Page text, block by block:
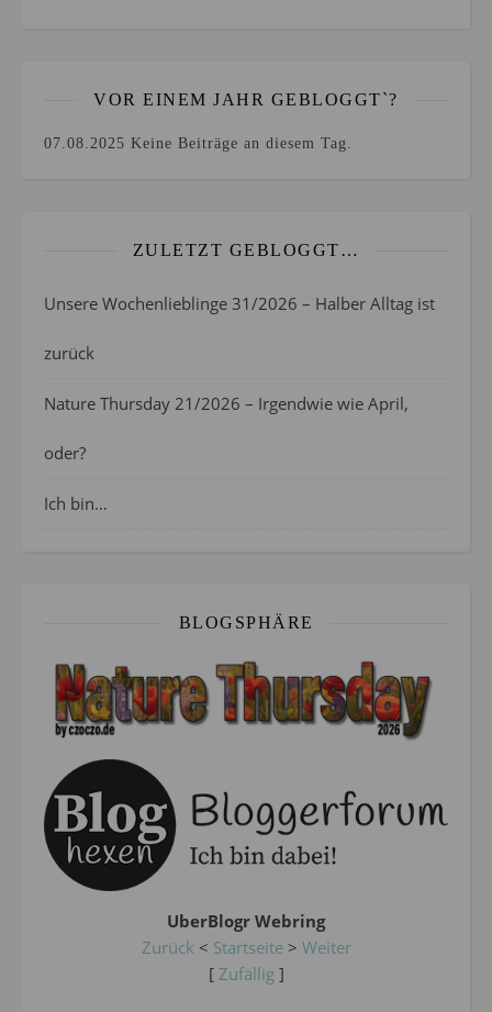
VOR EINEM JAHR GEBLOGGT`?
07.08.2025 Keine Beiträge an diesem Tag.
ZULETZT GEBLOGGT…
Unsere Wochenlieblinge 31/2026 – Halber Alltag ist
zurück
Nature Thursday 21/2026 – Irgendwie wie April,
oder?
Ich bin…
BLOGSPHÄRE
UberBlogr Webring
Zurück < Startseite> Weiter
[ Zufällig]